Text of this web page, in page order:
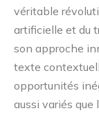
véritable
artificielle et du
son approche
texte
opportunités
aussi variés que